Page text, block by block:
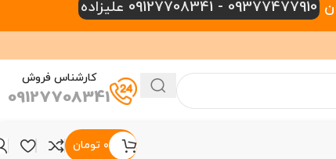
09377477910 - 09127708341 علیزاده
کارشناس فروش
09127708341
۰ تومان